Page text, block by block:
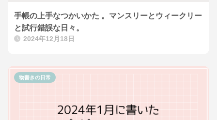
手帳の上手なつかいかた 。マンスリーとウィークリー
と試行錯誤な日々。
2024年12月18日
物書きの日常